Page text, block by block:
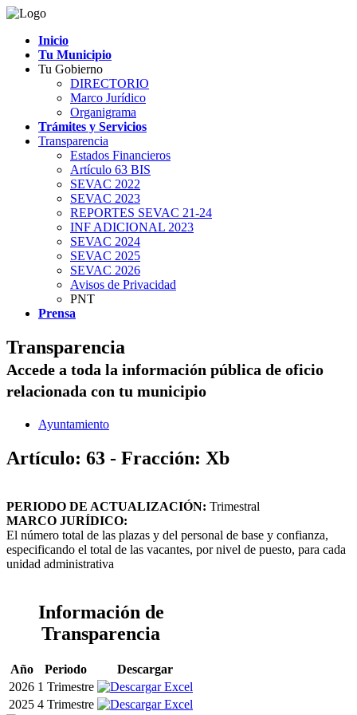
Inicio
Tu Municipio
Tu Gobierno
DIRECTORIO
Marco Jurídico
Organigrama
Trámites y Servicios
Transparencia
Estados Financieros
Artículo 63 BIS
SEVAC 2022
SEVAC 2023
REPORTES SEVAC 21-24
INF ADICIONAL 2023
SEVAC 2024
SEVAC 2025
SEVAC 2026
Avisos de Privacidad
PNT
Prensa
Transparencia
Accede a toda la información pública de oficio
relacionada con tu municipio
Ayuntamiento
Artículo: 63 - Fracción: Xb
PERIODO DE ACTUALIZACIÓN: Trimestral
MARCO JURÍDICO:
El número total de las plazas y del personal de base y confianza,
especificando el total de las vacantes, por nivel de puesto, para cada
unidad administrativa
Información de
Transparencia
Año Periodo
Descargar
2026 1 Trimestre
2025 4 Trimestre